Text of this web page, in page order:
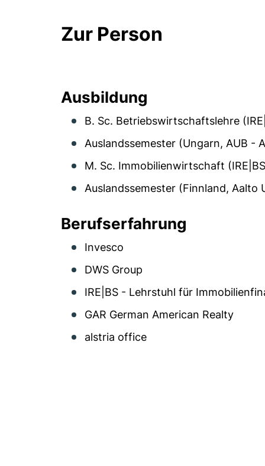
Zur Person
Ausbildung
B. Sc. Betriebswirtschaftslehre
Auslandssemester (Ungarn, AUB -
M. Sc. Immobilienwirtschaft
Auslandssemester (Finnland, Aalto
Berufserfahrung
Invesco
DWS Group
IRE|BS - Lehrstuhl für
GAR German American Realty
alstria office